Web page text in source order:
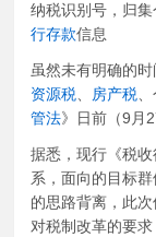
纳税识别号，归
行存款信息
虽然未有明确的
资源税
房产税
管法》日前（9月
据悉，现行《税
系，面向的目标
的思路背离，此
对税制改革的要